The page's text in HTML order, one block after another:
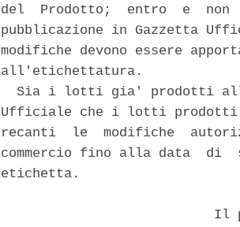
del  Prodotto;  entro  e
pubblicazione in Gazzetta
modifiche devono essere
all'etichettatura.
Sia i lotti gia' prodotti
Ufficiale che i lotti prodotti
recanti  le  modifiche
commercio fino alla data  di
etichetta.
Il